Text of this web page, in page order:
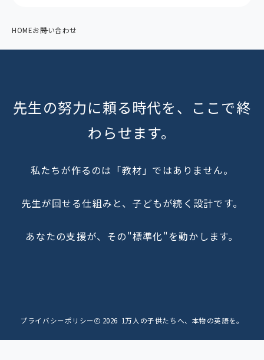
HOMEお問い合わせ
先生の努力に頼る時代を、ここで終
わらせます。
私たちが作るのは「教材」ではありません。
先生が回せる仕組みと、子どもが続く設計です。
あなたの支援が、その"標準化"を動かします。
プライバシーポリシー 2026 1万人の子供たちへ、本物の英語を。